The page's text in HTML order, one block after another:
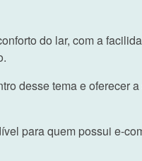
do lar, com a
desse tema e oferecer
para quem possui e-